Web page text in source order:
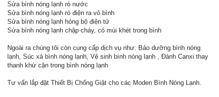
Sửa bình nóng lạnh rò nước
Sửa bình nóng lạnh rò điện ra vỏ bình
Sửa bình nóng lạnh hỏng bộ điện tử
Sửa bình nóng lạnh chập cháy, có mùi khét trong bình
Ngoài ra chúng tôi còn cung cấp dịch vụ như: Bảo dưỡng bình nóng
lạnh, Súc xả bình nóng lạnh, Vệ sinh bình nóng lạnh , Đánh Canxi thay
thanh khử cặn trong bình nóng lạnh
Tư vấn lắp đặt Thiết Bị Chống Giật cho các Moden Bình Nóng Lạnh.